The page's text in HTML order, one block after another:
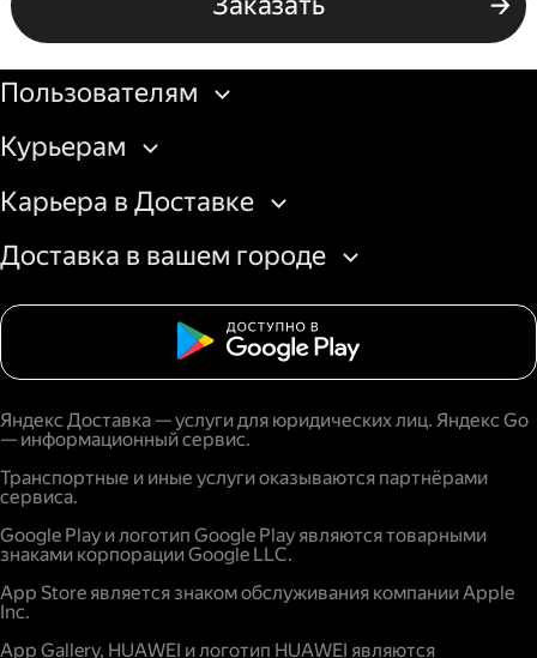
Бизнесу
Пользователям
Курьерам
Карьера в Доставке
Доставка в вашем городе
Яндекс Доставка — услуги для юридических лиц. Яндекс Go
— информационный сервис.
Транспортные и иные услуги оказываются партнёрами
сервиса.
Google Play и логотип Google Play являются товарными
знаками корпорации Google LLC.
App Store является знаком обслуживания компании Apple
Inc.
App Gallery, HUAWEI и логотип HUAWEI являются